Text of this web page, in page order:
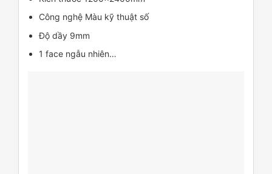
Công nghệ Màu kỹ thuật số
Độ dầy 9mm
1 face ngẫu nhiên…